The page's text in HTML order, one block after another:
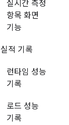
실시간 측정
항목 화면
기능
실적 기록
런타임 성능
기록
로드 성능
기록